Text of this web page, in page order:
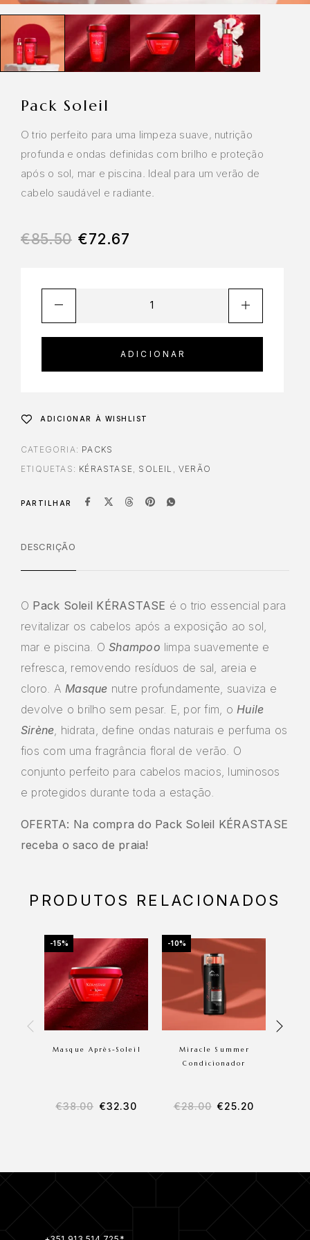
Pack Soleil
O trio perfeito para uma limpeza suave, nutrição
profunda e ondas definidas com brilho e proteção
após o sol, mar e piscina. Ideal para um verão de
cabelo saudável e radiante.
€85.50 €72.67
ADICIONAR
ADICIONAR À WISHLIST
CATEGORIA: PACKS
ETIQUETAS: KÉRASTASE SOLEIL ,VERÃO
PARTILHAR
DESCRIÇÃO
O Pack Soleil KÉRASTASE é o trio essencial para
revitalizar os cabelos após a exposição ao sol,
mar e piscina. OShampoo limpa suavemente e
refresca, removendo resíduos de sal, areia e
cloro. A Masque nutre profundamente, suaviza e
devolve o brilho sem pesar. E, por fim, o Huile
Sirène , hidrata, define ondas naturais e perfuma os
fios com uma fragrância floral de verão. O
conjunto perfeito para cabelos macios, luminosos
e protegidos durante toda a estação.
OFERTA: Na compra do Pack Soleil KÉRASTASE
receba o saco de praia!
PRODUTOS RELACIONADOS
-15%
Masque Après-Soleil
€38.00 €32.30
-10%
Miracle Summer
Condicionador
€28.00 €25.20